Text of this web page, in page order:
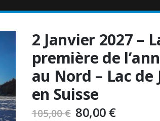
2 Janvier 2027 –
première de
au Nord – Lac de
en Suisse
105,00€ 80,00 €